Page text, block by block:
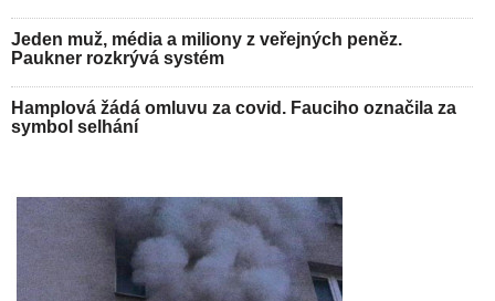
Jeden muž, média a miliony z veřejných peněz.
Paukner rozkrývá systém
Hamplová žádá omluvu za covid. Fauciho označila za
symbol selhání